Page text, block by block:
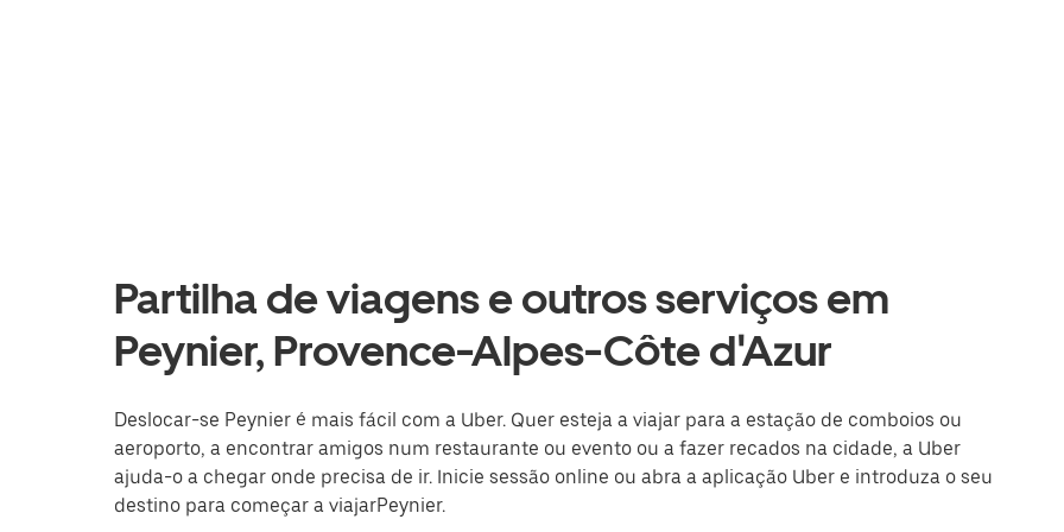
Partilha de viagens e outros serviços em
Peynier, Provence-Alpes-Côte d'Azur
Deslocar-se Peynier é mais fácil com a Uber. Quer esteja a viajar para a estação de comboios ou
aeroporto, a encontrar amigos num restaurante ou evento ou a fazer recados na cidade, a Uber
ajuda-o a chegar onde precisa de ir. Inicie sessão online ou abra a aplicação Uber e introduza o seu
destino para começar a viajarPeynier.